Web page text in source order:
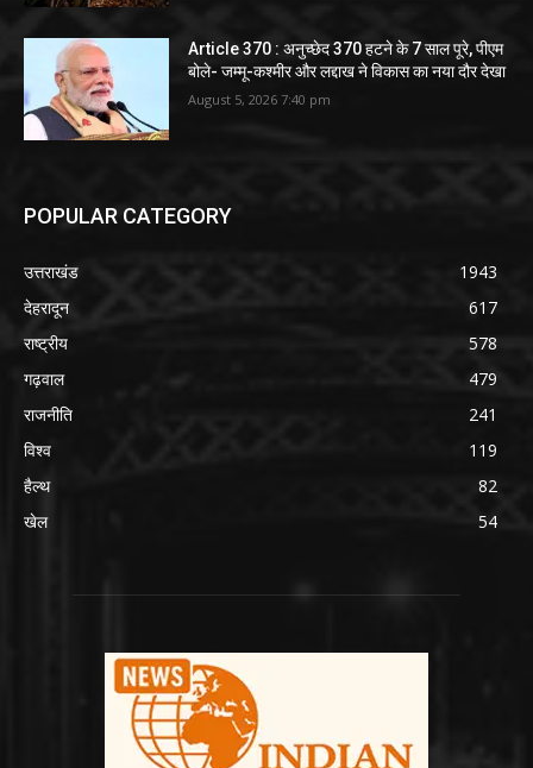
Article 370 : अनुच्छेद 370 हटने के 7 साल पूरे, पीएम
बोले- जम्मू-कश्मीर और लद्दाख ने विकास का नया दौर देखा
August 5, 2026 7:40 pm
POPULAR CATEGORY
उत्तराखंड
1943
देहरादून
617
राष्ट्रीय
578
गढ़वाल
479
राजनीति
241
विश्व
119
हैल्थ
82
खेल
54